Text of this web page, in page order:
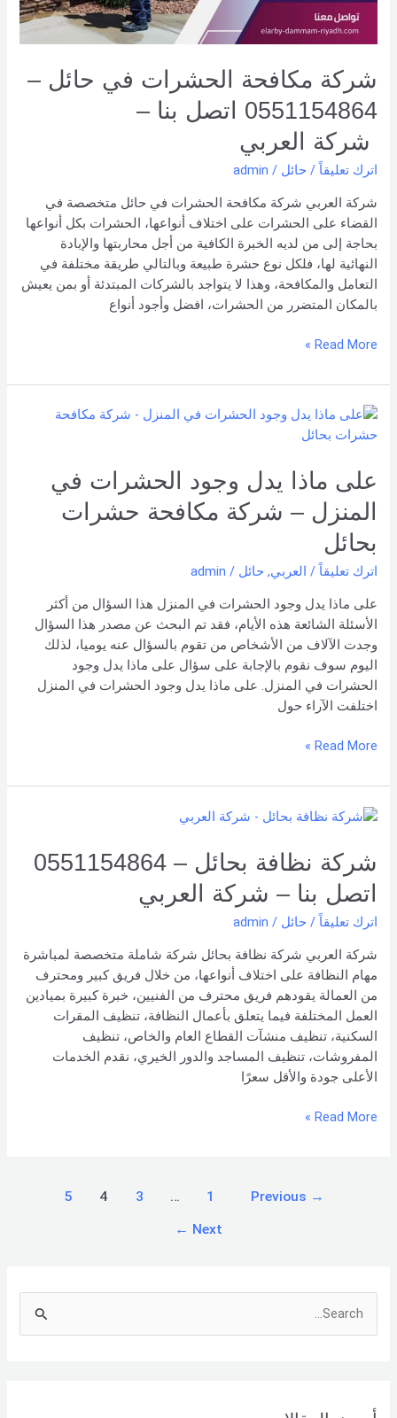
شركة مكافحة الحشرات في حائل –
0551154864 اتصل بنا –
شركة العربي
اترك تعليقاً / حائل /
admin
شركة العربي شركة مكافحة الحشرات في حائل متخصصة في
القضاء على الحشرات على اختلاف أنواعها، الحشرات بكل أنواعها
بحاجة إلى من لديه الخبرة الكافية من أجل محاربتها والإبادة
النهائية لها، فلكل نوع حشرة طبيعة وبالتالي طريقة مختلفة في
التعامل والمكافحة، وهذا لا يتواجد بالشركات المبتدئة أو بمن يعيش
بالمكان المتضرر من الحشرات، افضل وأجود أنواع
بنا –
شركة العربي
Read More »
على ماذا يدل وجود الحشرات في
المنزل – شركة مكافحة حشرات
بحائل
اترك تعليقاً / العربي, حائل /
admin
على ماذا يدل وجود الحشرات في المنزل هذا السؤال من أكثر
الأسئلة الشائعة هذه الأيام، فقد تم البحث عن مصدر هذا السؤال
وجدت الآلاف من الأشخاص من تقوم بالسؤال عنه يوميا، لذلك
اليوم سوف نقوم بالإجابة على سؤال على ماذا يدل وجود
الحشرات في المنزل. على ماذا يدل وجود الحشرات في المنزل
اختلفت الآراء حول
على
ماذا
وجود
الحشرات
في
المنزل
–
شركة
مكافحة
حشرات
Read More »
شركة نظافة بحائل – 0551154864
اتصل بنا – شركة العربي
اترك تعليقاً / حائل /
admin
شركة العربي شركة نظافة بحائل شركة شاملة متخصصة لمباشرة
مهام النظافة على اختلاف أنواعها، من خلال فريق كبير ومحترف
من العمالة يقودهم فريق محترف من الفنيين، خبرة كبيرة بميادين
العمل المختلفة فيما يتعلق بأعمال النظافة، تنظيف المقرات
السكنية، تنظيف منشآت القطاع العام والخاص، تنظيف
المفروشات، تنظيف المساجد والدور الخيري، نقدم الخدمات
الأعلى جودة والأقل سعرًا
شركة
بحائل
–
0551154864
اتصل
–
شركة
العربي
Read More »
→
1
…
3
4
5
Next
←